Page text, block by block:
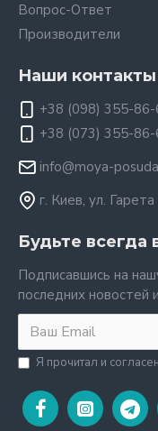
Вопрос-Ответ
Производители
Наши контакты
+38 (098) 355-
+38 (073) 355-
info@moya-
г. Киев, ул.
Будьте всегда
Подписавшись на
последних новостей
Я прочитал и